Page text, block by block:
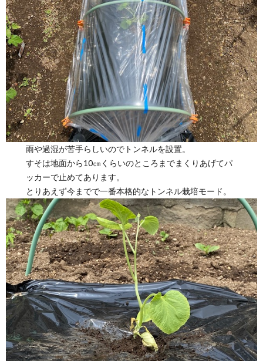
雨や過湿が苦手らしいのでトンネルを設置。
すそは地面から10㎝くらいのところまでまくりあげてパ
ッカーで止めてあります。
とりあえず今までで一番本格的なトンネル栽培モード。